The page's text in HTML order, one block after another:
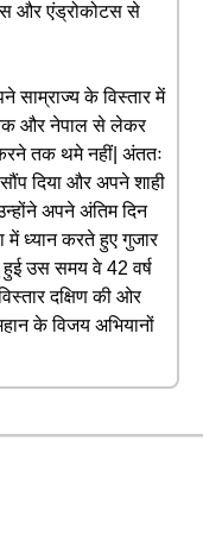
और एंड्रोकोटस से
साम्राज्य के विस्तार में
और नेपाल से लेकर
तक थमे नहीं| अंततः
दिया और अपने शाही
अपने अंतिम दिन
ध्यान करते हुए गुजार
हुई उस समय वे 42 वर्ष
दक्षिण की ओर
के विजय अभियानों